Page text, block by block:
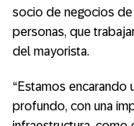
socio de negocios de
personas, que
del mayorista.
“Estamos encarando
profundo, con una